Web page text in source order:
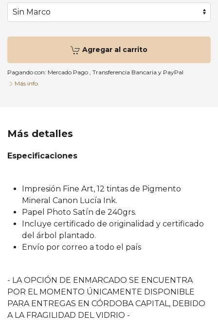
Agregar al carrito
Pagando con: Mercado Pago , Transferencia Bancaria y PayPal
Más info
Más detalles
Especificaciones
Impresión Fine Art, 12 tintas de Pigmento
Mineral Canon Lucía Ink.
Papel Photo Satín de 240grs.
Incluye certificado de originalidad y certificado
del árbol plantado.
Envío por correo a todo el país
- LA OPCIÓN DE ENMARCADO SE ENCUENTRA
POR EL MOMENTO ÚNICAMENTE DISPONIBLE
PARA ENTREGAS EN CÓRDOBA CAPITAL, DEBIDO
A LA FRAGILIDAD DEL VIDRIO -